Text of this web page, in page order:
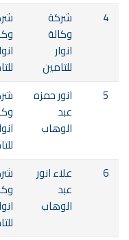
4
شركة
وكالة
انوار
للتامين
5
انور حمزه
عبد
الوهاب
6
علاء انور
عبد
الوهاب